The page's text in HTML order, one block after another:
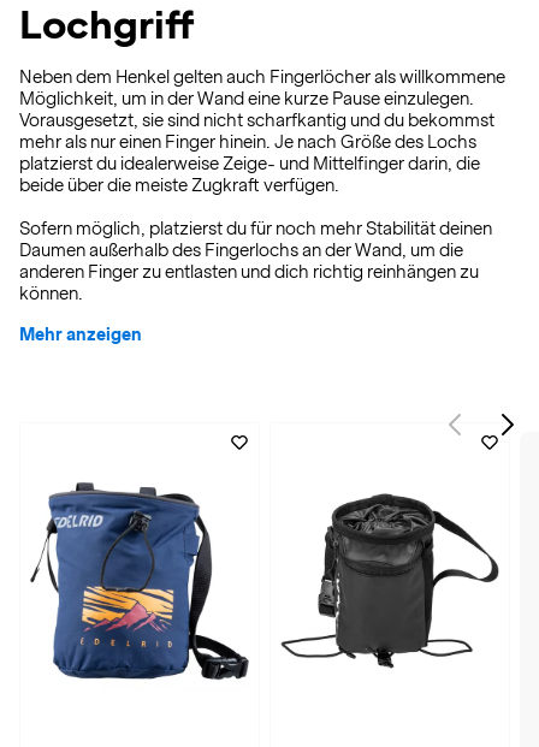
Lochgriff
Neben dem Henkel gelten auch Fingerlöcher als willkommene
Möglichkeit, um in der Wand eine kurze Pause einzulegen.
Vorausgesetzt, sie sind nicht scharfkantig und du bekommst
mehr als nur einen Finger hinein. Je nach Größe des Lochs
platzierst du idealerweise Zeige- und Mittelfinger darin, die
beide über die meiste Zugkraft verfügen.
Sofern möglich, platzierst du für noch mehr Stabilität deinen
Daumen außerhalb des Fingerlochs an der Wand, um die
anderen Finger zu entlasten und dich richtig reinhängen zu
können.
Mehr anzeigen